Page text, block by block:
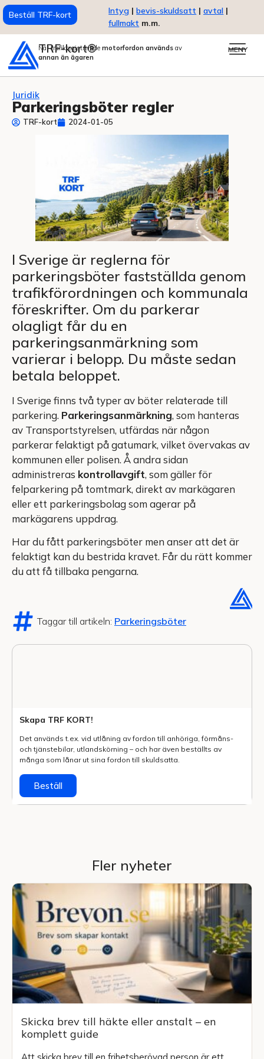
Beställ TRF-kort Intyg | bevis-skuldsatt | avtal |
fullmakt m.m.
TRF-kort®
När trafikregistrerade motorfordon används av
annan än ägaren
MENY
Juridik
Parkeringsböter regler
TRF-kort 2024-01-05
I Sverige är reglerna för
parkeringsböter fastställda genom
trafikförordningen och kommunala
föreskrifter. Om du parkerar
olagligt får du en
parkeringsanmärkning som
varierar i belopp. Du måste sedan
betala beloppet.
I Sverige finns två typer av böter relaterade till
parkering. Parkeringsanmärkning, som hanteras
av Transportstyrelsen, utfärdas när någon
parkerar felaktigt på gatumark, vilket övervakas av
kommunen eller polisen. Å andra sidan
administreras kontrollavgift, som gäller för
felparkering på tomtmark, direkt av markägaren
eller ett parkeringsbolag som agerar på
markägarens uppdrag.
Har du fått parkeringsböter men anser att det är
felaktigt kan du bestrida kravet. Får du rätt kommer
du att få tillbaka pengarna.
Taggar till artikeln: Parkeringsböter
Skapa TRF KORT!
Det används t.ex. vid utlåning av fordon till anhöriga, förmåns-
och tjänstebilar, utlands­körning – och har även beställts av
många som lånar ut sina fordon till skuldsatta.
Beställ
Fler nyheter
Skicka brev till häkte eller anstalt – en
komplett guide
Att skicka brev till en frihetsberövad person är ett